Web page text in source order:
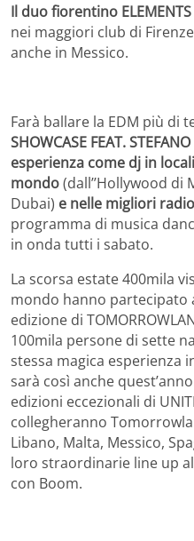
Il duo fiorentino ELEMENTS
nei maggiori club di
anche in Messico.
Farà ballare la EDM più di
SHOWCASE FEAT.
esperienza come dj in
mondo(dall’’Hollywood di
Dubai) e nelle migliori
programma di musica
in onda tutti i sabato.
La scorsa estate 400mila
mondo hanno partecipato
edizione di
100mila persone di sette
stessa magica esperienza
sarà così anche
edizioni eccezionali di
collegheranno
Libano, Malta, Messico,
loro straordinarie line up
con Boom.